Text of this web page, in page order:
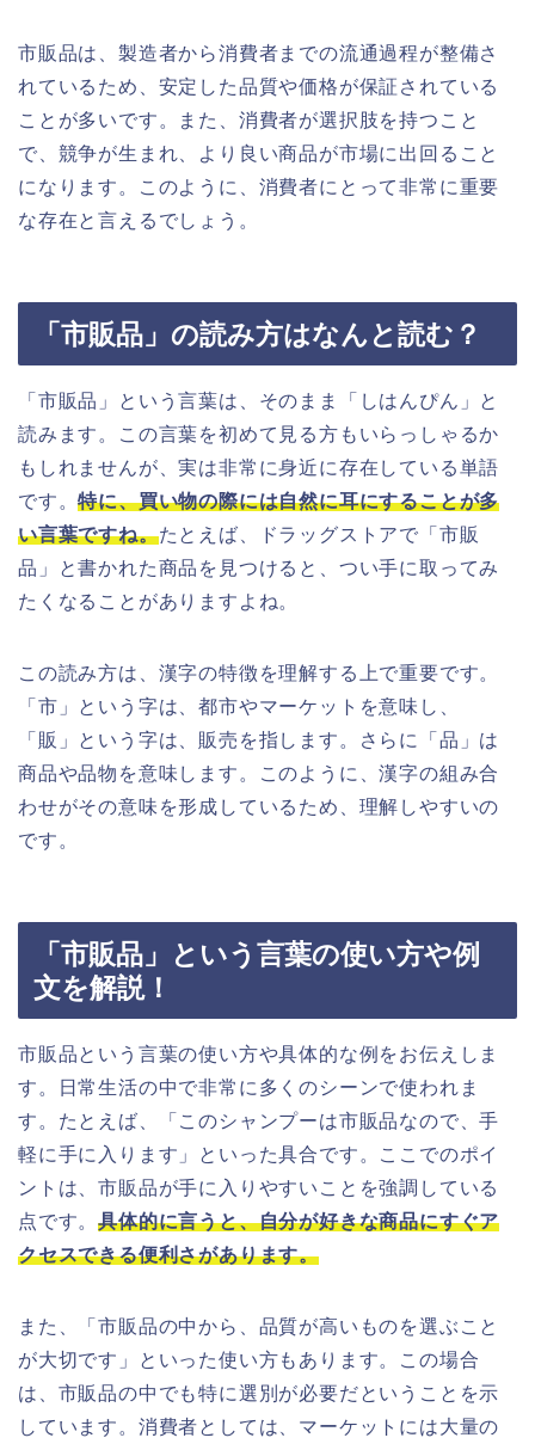
市販品は、製造者から消費者までの流通過程が整備さ
れているため、安定した品質や価格が保証されている
ことが多いです。また、消費者が選択肢を持つこと
で、競争が生まれ、より良い商品が市場に出回ること
になります。このように、消費者にとって非常に重要
な存在と言えるでしょう。
「市販品」の読み方はなんと読む？
「市販品」という言葉は、そのまま「しはんぴん」と
読みます。この言葉を初めて見る方もいらっしゃるか
もしれませんが、実は非常に身近に存在している単語
です。特に、買い物の際には自然に耳にすることが多
い言葉ですね。たとえば、ドラッグストアで「市販
品」と書かれた商品を見つけると、つい手に取ってみ
たくなることがありますよね。
この読み方は、漢字の特徴を理解する上で重要です。
「市」という字は、都市やマーケットを意味し、
「販」という字は、販売を指します。さらに「品」は
商品や品物を意味します。このように、漢字の組み合
わせがその意味を形成しているため、理解しやすいの
です。
「市販品」という言葉の使い方や例
文を解説！
市販品という言葉の使い方や具体的な例をお伝えしま
す。日常生活の中で非常に多くのシーンで使われま
す。たとえば、「このシャンプーは市販品なので、手
軽に手に入ります」といった具合です。ここでのポイ
ントは、市販品が手に入りやすいことを強調している
点です。具体的に言うと、自分が好きな商品にすぐア
クセスできる便利さがあります。
また、「市販品の中から、品質が高いものを選ぶこと
が大切です」といった使い方もあります。この場合
は、市販品の中でも特に選別が必要だということを示
しています。消費者としては、マーケットには大量の